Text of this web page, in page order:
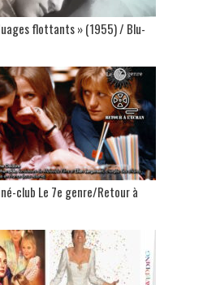
flottants » (1955) / Blu-
club Le 7e genre/Retour à